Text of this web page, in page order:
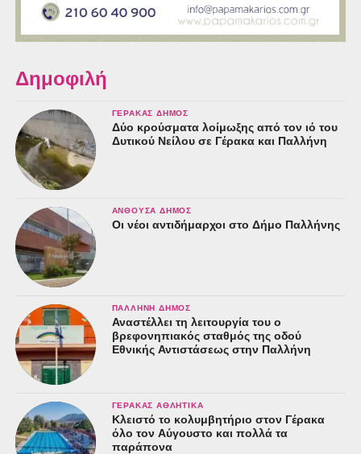
Δημοφιλή
ΓΈΡΑΚΑΣ ΔΉΜΟΣ
Δύο κρούσματα λοίμωξης από τον ιό του
Δυτικού Νείλου σε Γέρακα και Παλλήνη
ΑΝΘΟΎΣΑ ΔΉΜΟΣ
Οι νέοι αντιδήμαρχοι στο Δήμο Παλλήνης
ΠΑΛΛΉΝΗ ΔΉΜΟΣ
Αναστέλλει τη λειτουργία του ο
βρεφονηπιακός σταθμός της οδού
Εθνικής Αντιστάσεως στην Παλλήνη
ΓΈΡΑΚΑΣ ΑΘΛΗΤΙΚΆ
Κλειστό το κολυμβητήριο στον Γέρακα
όλο τον Αύγουστο και πολλά τα
παράπονα